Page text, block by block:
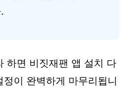
하면 비짓재팬 앱 설치 다
이 완벽하게 마무리됩니